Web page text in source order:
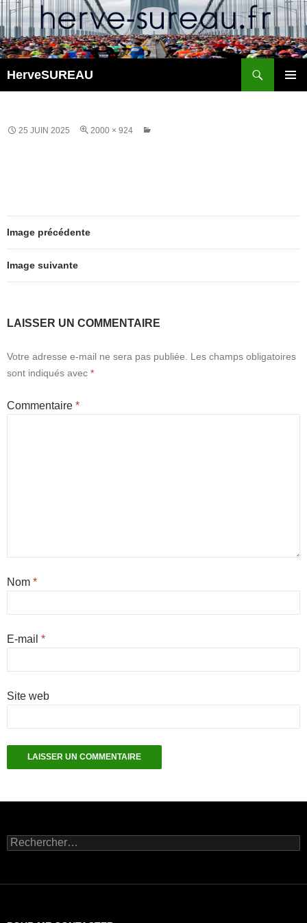
Aller
au
contenu
HerveSUREAU
25 JUIN 2025 2000 × 924
Image précédente
Image suivante
LAISSER UN COMMENTAIRE
Votre adresse e-mail ne sera pas publiée. Les champs obligatoires
sont indiqués avec *
Commentaire *
Nom *
E-mail *
Site web
Rechercher :